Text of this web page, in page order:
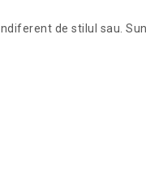
de stilul sau.